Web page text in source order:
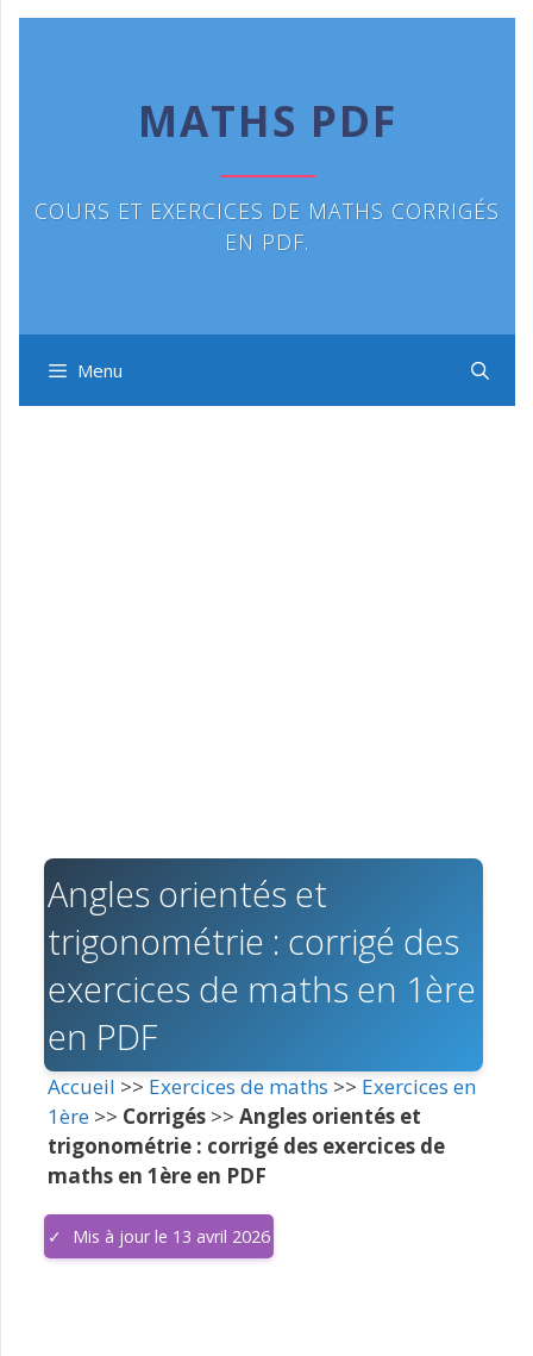
MATHS PDF
COURS ET EXERCICES DE MATHS CORRIGÉS
EN PDF.
Menu
Angles orientés et
trigonométrie : corrigé des
exercices de maths en 1ère
en PDF
Accueil >> Exercices de maths >> Exercices en
1ère >> Corrigés >> Angles orientés et
trigonométrie : corrigé des exercices de
maths en 1ère en PDF
Mis à jour le 13 avril 2026